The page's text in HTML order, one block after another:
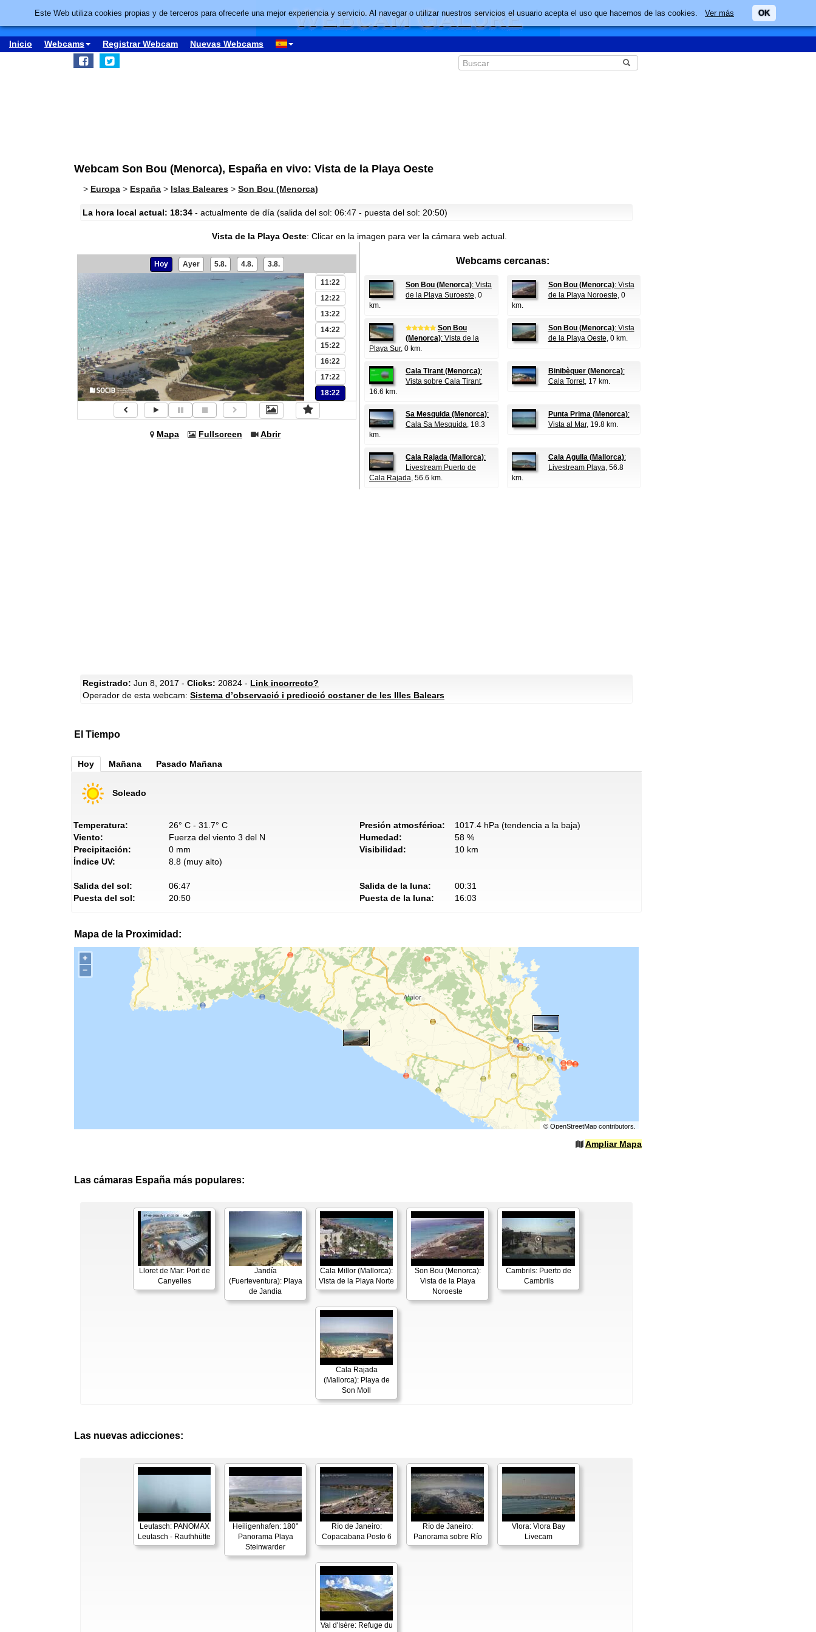
Inicio Webcams Registrar Webcam Nuevas Webcams
Webcam Son Bou (Menorca), España en vivo: Vista de la Playa Oeste
> Europa > España > Islas Baleares > Son Bou (Menorca)
La hora local actual: 18:34 - actualmente de día (salida del sol: 06:47 - puesta del sol: 20:50)
Vista de la Playa Oeste: Clicar en la imagen para ver la cámara web actual.
Hoy Ayer 5.8. 4.8. 3.8.
08:22
11:22
12:22
13:22
14:22
15:22
16:22
17:22
18:22
Mapa Fullscreen Abrir
Webcams cercanas:
Son Bou (Menorca): Vista
de la Playa Suroeste, 0
km.
Son Bou (Menorca): Vista
de la Playa Noroeste, 0
km.
Son Bou
(Menorca): Vista de la
Playa Sur, 0 km.
Son Bou (Menorca): Vista
de la Playa Oeste, 0 km.
Cala Tirant (Menorca):
Vista sobre Cala Tirant,
16.6 km.
Binibèquer (Menorca):
Cala Torret, 17 km.
Sa Mesquida (Menorca):
Cala Sa Mesquida, 18.3
km.
Punta Prima (Menorca):
Vista al Mar, 19.8 km.
Cala Rajada (Mallorca):
Livestream Puerto de
Cala Rajada, 56.6 km.
Cala Agulla (Mallorca):
Livestream Playa, 56.8
km.
Registrado: Jun 8, 2017 - Clicks: 20824 - Link incorrecto?
Operador de esta webcam: Sistema d’observació i predicció costaner de les Illes Balears
El Tiempo
Hoy Mañana Pasado Mañana
Soleado
Temperatura:
26° C - 31.7° C
Viento:
Fuerza del viento 3 del N
Precipitación:
0 mm
Índice UV:
8.8 (muy alto)
Presión atmosférica:
1017.4 hPa (tendencia a la baja)
Humedad:
58 %
Visibilidad:
10 km
Salida del sol:
06:47
Puesta del sol:
20:50
Salida de la luna:
00:31
Puesta de la luna:
16:03
Mapa de la Proximidad:
+
−
© OpenStreetMapcontributors.
Ampliar Mapa
Las cámaras España más populares:
Lloret de Mar: Port de
Canyelles
Jandía
(Fuerteventura): Playa
de Jandia
Cala Millor (Mallorca):
Vista de la Playa Norte
Son Bou (Menorca):
Vista de la Playa
Noroeste
Cambrils: Puerto de
Cambrils
Cala Rajada
(Mallorca): Playa de
Son Moll
Las nuevas adicciones:
Leutasch: PANOMAX
Leutasch - Rauthhütte
Heiligenhafen: 180°
Panorama Playa
Steinwarder
Río de Janeiro:
Copacabana Posto 6
Río de Janeiro:
Panorama sobre Río
Vlora: Vlora Bay
Livecam
Val d'Isère: Refuge du
Este Web utiliza cookies propias y de terceros para ofrecerle una mejor experiencia y servicio. Al navegar o utilizar nuestros servicios el usuario acepta el uso que hacemos de las cookies. Ver más OK